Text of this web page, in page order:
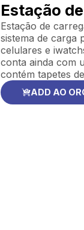
Estação
Estação de
sistema de carga
celulares e
conta ainda com
contém tapetes
ADD AO